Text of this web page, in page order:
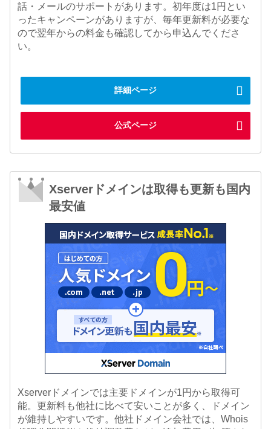
話・メールのサポートがあります。初年度は1円とい
ったキャンペーンがありますが、毎年更新料が必要な
ので翌年からの料金も確認してから申込んでくださ
い。
詳細ページ
公式ページ
Xserverドメインは取得も更新も国内
最安値
Xserverドメインでは主要ドメインが1円から取得可
能。更新料も他社に比べて安いことが多く、ドメイン
が維持しやすいです。他社ドメイン会社では、Whois